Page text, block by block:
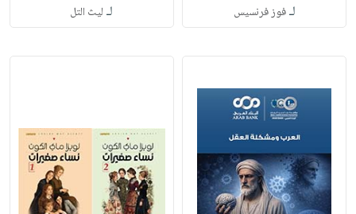
لـفوز فرنسيس لـ ليث التل